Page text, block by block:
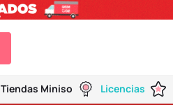
Tiendas Miniso Licencias